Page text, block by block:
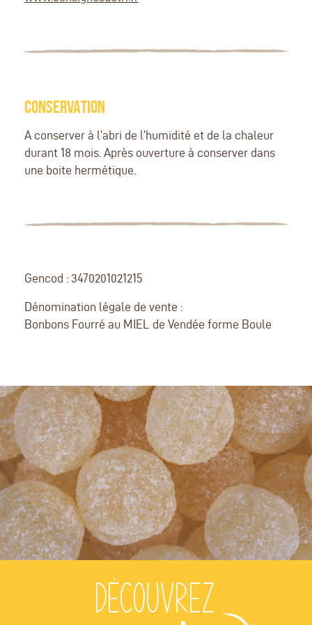
CONSERVATION
A conserver à l’abri de l’humidité et de la chaleur
durant 18 mois. Après ouverture à conserver dans
une boite hermétique.
Gencod : 3470201021215
Dénomination légale de vente :
Bonbons Fourré au MIEL de Vendée forme Boule
Découvrez